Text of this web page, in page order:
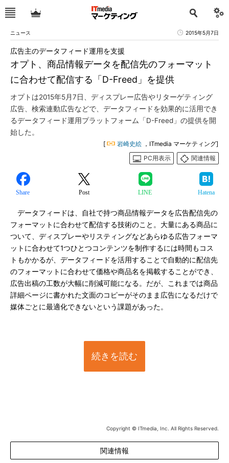
ニュース 2015年5月7日
オプト、商品情報データを配信先のフォーマット
に合わせて配信する「D-Freed」を提供
広告主のデータフィード運用を支援
オプトは2015年5月7日、ディスプレー広告やリターゲティング
広告、検索連動広告などで、データフィードを効果的に活用でき
るデータフィード運用プラットフォーム「D-Freed」の提供を開
始した。
[ 岩崎史絵 ，ITmedia マーケティング]
PC用表示
関連情報
Share Post LINE Hatena
データフィードは、自社で持つ商品情報データを広告配信先の
フォーマットに合わせて配信する技術のこと。大量にある商品に
ついて、ディスプレーやリスティングなどあらゆる広告フォーマ
ットに合わせて1つひとつコンテンツを制作するには時間もコス
トもかかるが、データフィードを活用することで自動的に配信先
のフォーマットに合わせて価格や商品名を掲載することができ、
広告出稿の工数が大幅に削減可能になる。だが、これまでは商品
詳細ページに書かれた文面のコピーがそのまま広告になるだけで
媒体ごとに最適化できないという課題があった。
続きを読む
Copyright © ITmedia, Inc. All Rights Reserved.
関連情報